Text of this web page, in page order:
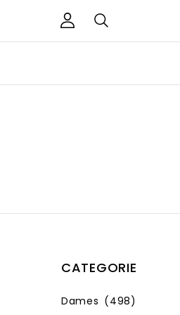
CATEGORIE
Dames (498)